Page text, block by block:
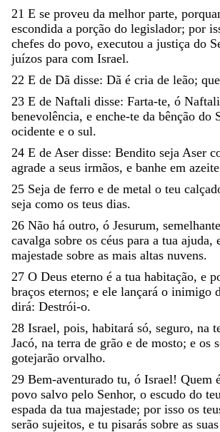
21 E se proveu da melhor parte,
escondida a porção do legislador; por
chefes do povo, executou a justiça do
juízos para com Israel.
22 E de Dã disse: Dã é cria de leão; que
23 E de Naftali disse: Farta-te, ó Naftali
benevolência, e enche-te da bênção do
ocidente e o sul.
24 E de Aser disse: Bendito seja Aser
agrade a seus irmãos, e banhe em azeite
25 Seja de ferro e de metal o teu
seja como os teus dias.
26 Não há outro, ó Jesurum, semelhante
cavalga sobre os céus para a tua ajuda,
majestade sobre as mais altas nuvens.
27 O Deus eterno é a tua habitação, e
braços eternos; e ele lançará o inimigo
dirá: Destrói-o.
28 Israel, pois, habitará só, seguro, na
Jacó, na terra de grão e de mosto; e os
gotejarão orvalho.
29 Bem-aventurado tu, ó Israel! Quem
povo salvo pelo Senhor, o escudo do teu
espada da tua majestade; por isso os
serão sujeitos, e tu pisarás sobre as suas